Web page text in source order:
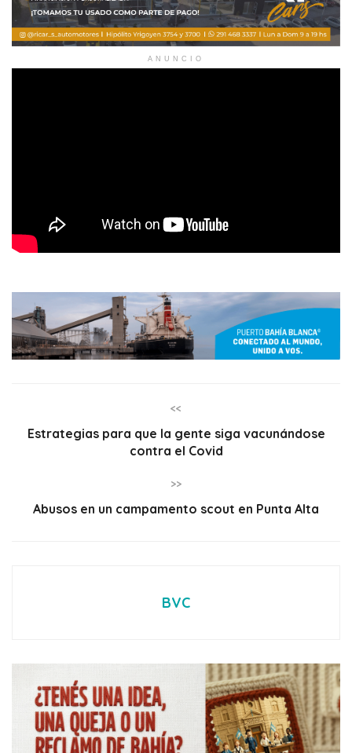
ANUNCIO
<<
Estrategias para que la gente siga vacunándose
contra el Covid
>>
Abusos en un campamento scout en Punta Alta
BVC